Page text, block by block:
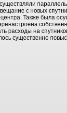
с новых
Также была
расходы на
существенно